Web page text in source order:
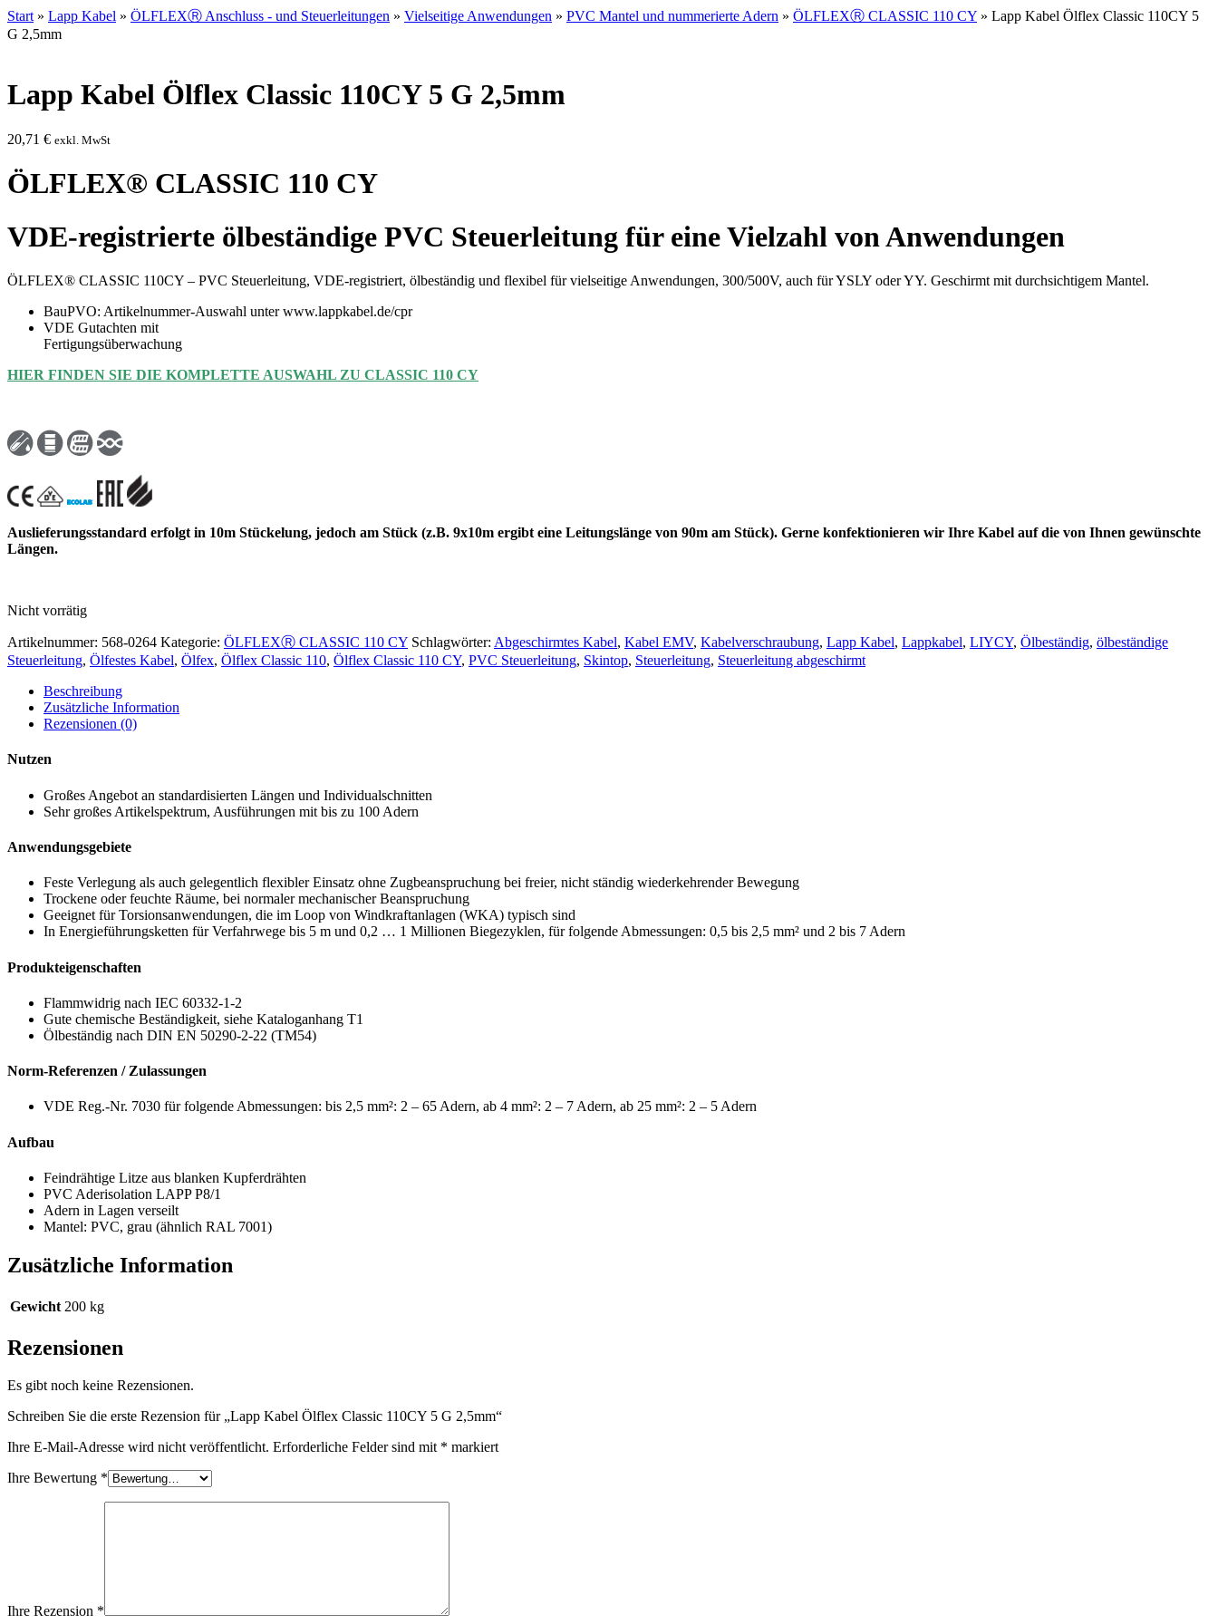
Start » Lapp Kabel » ÖLFLEXⓇ Anschluss - und Steuerleitungen » Vielseitige Anwendungen » PVC Mantel und nummerierte Adern » ÖLFLEXⓇ CLASSIC 110 CY » Lapp Kabel Ölflex Classic 110CY 5
G 2,5mm
Lapp Kabel Ölflex Classic 110CY 5 G 2,5mm
20,71 € exkl. MwSt
ÖLFLEX® CLASSIC 110 CY
VDE-registrierte ölbeständige PVC Steuerleitung für eine Vielzahl von Anwendungen
ÖLFLEX® CLASSIC 110CY – PVC Steuerleitung, VDE-registriert, ölbeständig und flexibel für vielseitige Anwendungen, 300/500V, auch für YSLY oder YY. Geschirmt mit durchsichtigem Mantel.
BauPVO: Artikelnummer-Auswahl unter www.lappkabel.de/cpr
VDE Gutachten mit
Fertigungsüberwachung
HIER FINDEN SIE DIE KOMPLETTE AUSWAHL ZU CLASSIC 110 CY
Auslieferungsstandard erfolgt in 10m Stückelung, jedoch am Stück (z.B. 9x10m ergibt eine Leitungslänge von 90m am Stück). Gerne konfektionieren wir Ihre Kabel auf die von Ihnen gewünschte
Längen.
Nicht vorrätig
Artikelnummer: 568-0264 Kategorie: ÖLFLEXⓇ CLASSIC 110 CY Schlagwörter: Abgeschirmtes Kabel, Kabel EMV, Kabelverschraubung, Lapp Kabel, Lappkabel, LIYCY, Ölbeständig, ölbeständige
Steuerleitung, Ölfestes Kabel, Ölfex, Ölflex Classic 110, Ölflex Classic 110 CY, PVC Steuerleitung, Skintop, Steuerleitung, Steuerleitung abgeschirmt
Beschreibung
Zusätzliche Information
Rezensionen (0)
Nutzen
Großes Angebot an standardisierten Längen und Individualschnitten
Sehr großes Artikelspektrum, Ausführungen mit bis zu 100 Adern
Anwendungsgebiete
Feste Verlegung als auch gelegentlich flexibler Einsatz ohne Zugbeanspruchung bei freier, nicht ständig wiederkehrender Bewegung
Trockene oder feuchte Räume, bei normaler mechanischer Beanspruchung
Geeignet für Torsionsanwendungen, die im Loop von Windkraftanlagen (WKA) typisch sind
In Energieführungsketten für Verfahrwege bis 5 m und 0,2 … 1 Millionen Biegezyklen, für folgende Abmessungen: 0,5 bis 2,5 mm² und 2 bis 7 Adern
Produkteigenschaften
Flammwidrig nach IEC 60332-1-2
Gute chemische Beständigkeit, siehe Kataloganhang T1
Ölbeständig nach DIN EN 50290-2-22 (TM54)
Norm-Referenzen / Zulassungen
VDE Reg.-Nr. 7030 für folgende Abmessungen: bis 2,5 mm²: 2 – 65 Adern, ab 4 mm²: 2 – 7 Adern, ab 25 mm²: 2 – 5 Adern
Aufbau
Feindrähtige Litze aus blanken Kupferdrähten
PVC Aderisolation LAPP P8/1
Adern in Lagen verseilt
Mantel: PVC, grau (ähnlich RAL 7001)
Zusätzliche Information
Gewicht 200 kg
Rezensionen
Es gibt noch keine Rezensionen.
Schreiben Sie die erste Rezension für „Lapp Kabel Ölflex Classic 110CY 5 G 2,5mm“
Ihre E-Mail-Adresse wird nicht veröffentlicht. Erforderliche Felder sind mit * markiert
Ihre Bewertung *
Ihre Rezension *